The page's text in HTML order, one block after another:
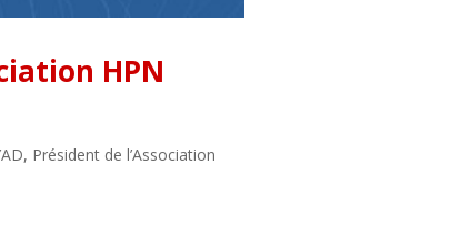
HPN
Président de l’Association